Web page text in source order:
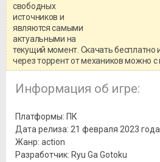
свободных
источников и
являются самыми
актуальными на
текущий момент. Скачать бесплатно
через торрент от механиков можно
Информация об игре:
Платформы: ПК
Дата релиза: 21 февраля 2023 года
Жанр: action
Разработчик: Ryu Ga Gotoku